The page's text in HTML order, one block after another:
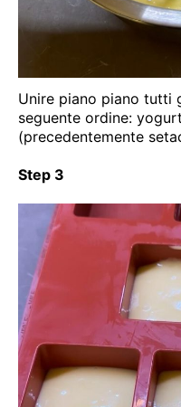
Unire piano piano tutti
seguente ordine:
(precedentemente
Step 3